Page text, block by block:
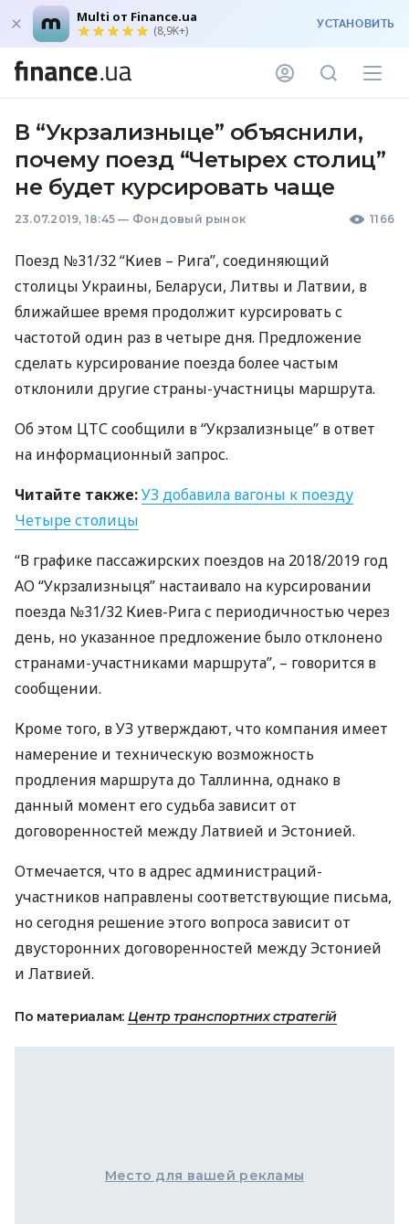
Multi от Finance.ua
(8,9K+) УСТАНОВИТЬ
В “Укрзализныце” объяснили,
почему поезд “Четырех столиц”
не будет курсировать чаще
23.07.2019, 18:45 — Фондовый рынок 1166
Поезд №31/32 “Киев – Рига”, соединяющий
столицы Украины, Беларуси, Литвы и Латвии, в
ближайшее время продолжит курсировать с
частотой один раз в четыре дня. Предложение
сделать курсирование поезда более частым
отклонили другие страны-участницы маршрута.
Об этом ЦТСсообщили в “Укрзализныце” в ответ
на информационный запрос.
Читайте также:УЗ добавила вагоны к поезду
Четыре столицы
“В графике пассажирских поездов на 2018/2019 год
АО “Укрзализныця” настаивало на курсировании
поезда №31/32 Киев-Рига с периодичностью через
день, но указанное предложение было отклонено
странами-участниками маршрута”, – говорится в
сообщении.
Кроме того, в УЗ утверждают, что компания имеет
намерение и техническую возможность
продления маршрута до Таллинна, однако в
данный момент его судьба зависит от
договоренностей между Латвией и Эстонией.
Отмечается, что в адрес администраций-
участников направлены соответствующие письма,
но сегодня решение этого вопроса зависит от
двусторонних договоренностей между Эстонией
и Латвией.
По материалам: Центр транспортних стратегій
Место для вашей рекламы